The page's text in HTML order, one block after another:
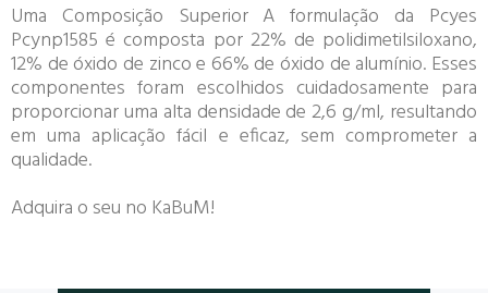
Uma Composição Superior A formulação da Pcyes
Pcynp1585 é composta por 22% de polidimetilsiloxano,
12% de óxido de zinco e 66% de óxido de alumínio. Esses
componentes foram escolhidos cuidadosamente para
proporcionar uma alta densidade de 2,6 g/ml, resultando
em uma aplicação fácil e eficaz, sem comprometer a
qualidade.
Adquira o seu no KaBuM!